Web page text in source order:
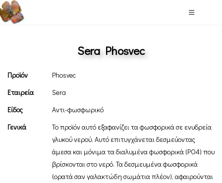
Sera Phosvec
Προϊόν
Phosvec
Εταιρεία
Sera
Είδος
Aντι-φωσφωρικό
Γενικά
Το προϊόν αυτό εξαφανίζει τα φωσφορικά σε ενυδρεία
γλυκού νερού. Αυτό επιτυγχάνεται δεσμεύοντας
άμεσα και μόνιμα τα διαλυμένα φωσφορικά (PO4) που
βρίσκονται στο νερό. Τα δεσμευμένα φωσφορικά
(ορατά σαν γαλακτώδη σωμάτια πλέον), αφαιρούνται